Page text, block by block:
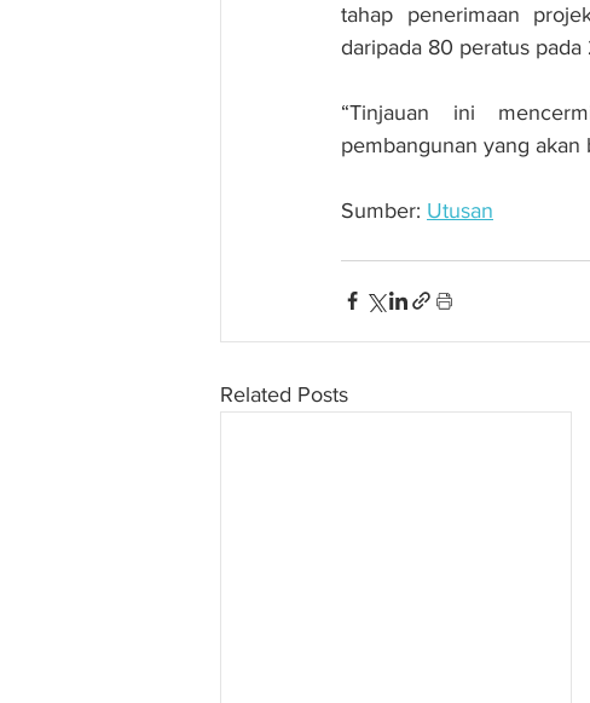
tahap penerimaan
daripada 80 peratus
“Tinjauan ini
pembangunan yang akan
Sumber: Utusan
Related Posts